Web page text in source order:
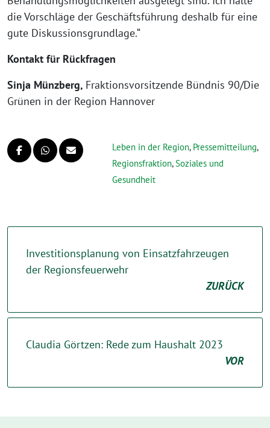
die Vorschläge der Geschäftsführung deshalb für eine
gute Diskussionsgrundlage.“
Kontakt für Rückfragen
Sinja Münzberg, Fraktionsvorsitzende Bündnis 90/Die
Grünen in der Region Hannover
Leben in der Region, Pressemitteilung,
Regionsfraktion,Soziales und
Gesundheit
Investitionsplanung von Einsatzfahrzeugen
der Regionsfeuerwehr
ZURÜCK
Claudia Görtzen: Rede zum Haushalt 2023
VOR